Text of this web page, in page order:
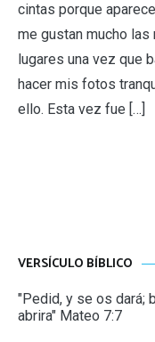
cintas porque
me gustan mucho
lugares una vez que
hacer mis fotos
ello. Esta vez fue […]
VERSÍCULO BÍBLICO
"Pedid, y se os dará;
abrira" Mateo 7:7